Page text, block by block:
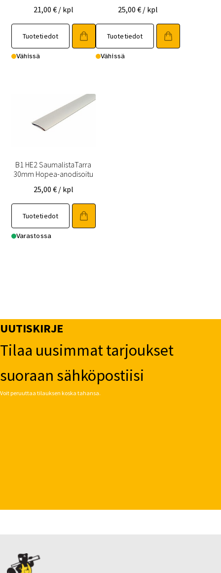
21,00 € / kpl
Tuotetiedot
Vähissä
25,00€ / kpl
Tuotetiedot
Vähissä
B1 HE2 SaumalistaTarra
30mm Hopea-anodisoitu
25,00 € / kpl
Tuotetiedot
Varastossa
UUTISKIRJE
Tilaa uusimmat tarjoukset
suoraan sähköpostiisi
Voit peruuttaa tilauksen koska tahansa.